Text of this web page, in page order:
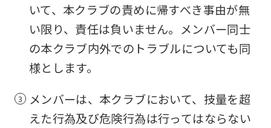
いて、本クラブの責めに帰すべき事由が無
い限り、責任は負いません。メンバー同士
の本クラブ内外でのトラブルについても同
様とします。
メンバーは、本クラブにおいて、技量を超
えた行為及び危険行為は行ってはならない